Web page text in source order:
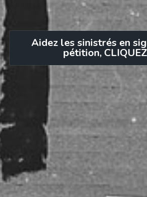
Aidez les sinistrés en
pétition,